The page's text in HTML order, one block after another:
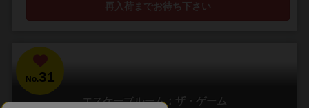
再入荷までお待ち下さい
No.31
エスケープルーム：ザ・ゲーム